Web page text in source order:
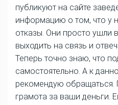
публикуют на сайте
информацию о том, что у
отказы. Они просто ушли
выходить на связь и
Теперь точно знаю, что
самостоятельно. А к
рекомендую обращаться.
грамота за ваши деньги.